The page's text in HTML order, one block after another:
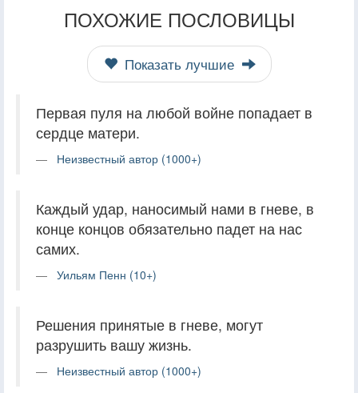
ПОХОЖИЕ ПОСЛОВИЦЫ
Показать лучшие
Первая пуля на любой войне попадает в
сердце матери.
Неизвестный автор (1000+)
Каждый удар, наносимый нами в гневе, в
конце концов обязательно падет на нас
самих.
Уильям Пенн (10+)
Решения принятые в гневе, могут
разрушить вашу жизнь.
Неизвестный автор (1000+)